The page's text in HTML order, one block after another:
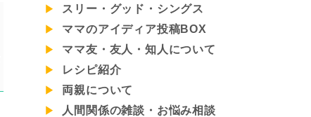
スリー・グッド・シングス
ママのアイディア投稿BOX
ママ友・友人・知人について
レシピ紹介
両親について
人間関係の雑談・お悩み相談